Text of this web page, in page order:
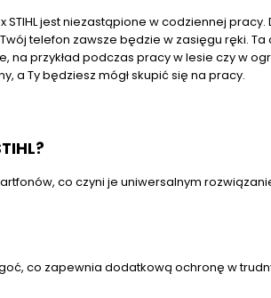
jest niezastąpione w codziennej pracy.
telefon zawsze będzie w zasięgu ręki. Ta
na przykład podczas pracy w lesie czy w
a Ty będziesz mógł skupić się na pracy.
co czyni je uniwersalnym
co zapewnia dodatkową ochronę w